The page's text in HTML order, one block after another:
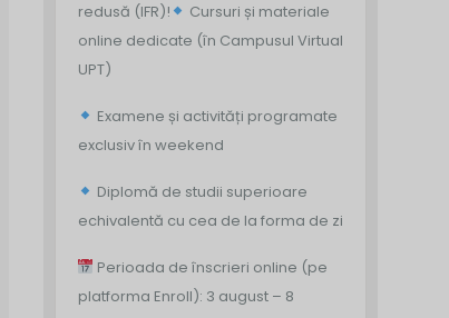
redusă (IFR)!
Cursuri și materiale
online dedicate (în Campusul Virtual
UPT)
Examene și activități programate
exclusiv în weekend
Diplomă de studii superioare
echivalentă cu cea de la forma de zi
Perioada de înscrieri online (pe
platforma Enroll): 3 august – 8